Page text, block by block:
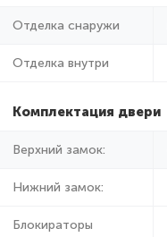
Отделка снаружи
Отделка внутри
Комплектация двери
Верхний замок:
Нижний замок:
Блокираторы